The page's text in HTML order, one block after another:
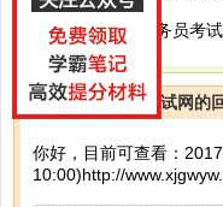
请问2017新疆公务员考
新疆公务员考试网的
你好，目前可查看：
10:00)http://